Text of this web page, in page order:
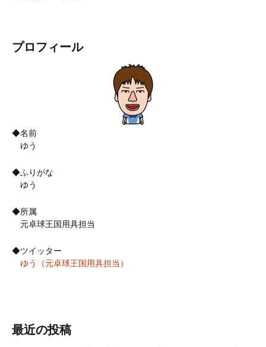
プロフィール
◆名前
ゆう
◆ふりがな
ゆう
◆所属
元卓球王国用具担当
◆ツイッター
ゆう（元卓球王国用具担当）
最近の投稿